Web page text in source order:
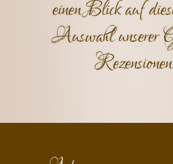
einen Blick auf
Auswahl unserer
Rezensionen